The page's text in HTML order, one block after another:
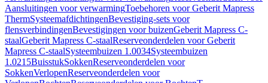
Aansluitingen voor verwarmingToebehoren voor Geberit Mapress
ThermSysteemafdichtingenBevestiging-sets voor
flensverbindingenBevestigingen voor buizenGeberit Mapress C-
staalGeberit Mapress C-staalReserveonderdelen voor Geberit
Mapress C-staalSysteembuizen 1.0034Systeembuizen
1.0215BuisstukSokkenReserveonderdelen voor
SokkenVerlopenReserveonderdelen voor